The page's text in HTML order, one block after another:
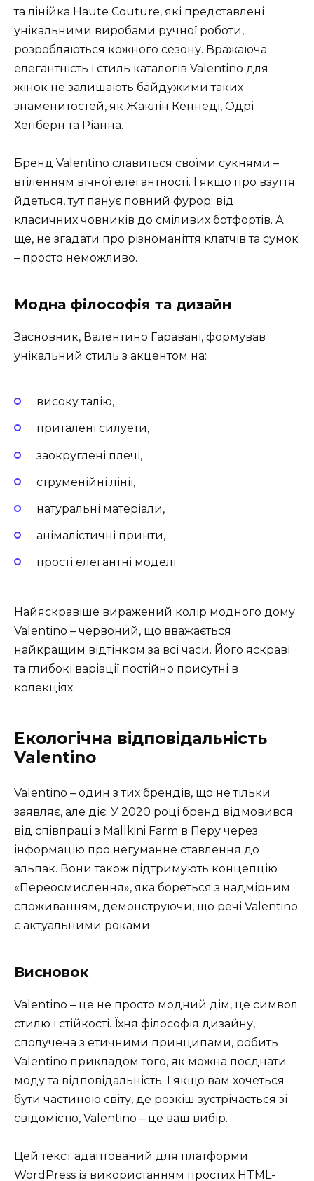
та лінійка Haute Couture, які представлені
унікальними виробами ручної роботи,
розробляються кожного сезону. Вражаюча
елегантність і стиль каталогів Valentino для
жінок не залишають байдужими таких
знаменитостей, як Жаклін Кеннеді, Одрі
Хепберн та Ріанна.
Бренд Valentino славиться своїми сукнями –
втіленням вічної елегантності. І якщо про взуття
йдеться, тут панує повний фурор: від
класичних човників до сміливих ботфортів. А
ще, не згадати про різноманіття клатчів та сумок
– просто неможливо.
Модна філософія та дизайн
Засновник, Валентино Гаравані, формував
унікальний стиль з акцентом на:
високу талію,
приталені силуети,
заокруглені плечі,
струменійні лінії,
натуральні матеріали,
анімалістичні принти,
прості елегантні моделі.
Найяскравіше виражений колір модного дому
Valentino – червоний, що вважається
найкращим відтінком за всі часи. Його яскраві
та глибокі варіації постійно присутні в
колекціях.
Екологічна відповідальність
Valentino
Valentino – один з тих брендів, що не тільки
заявляє, але діє. У 2020 році бренд відмовився
від співпраці з Mallkini Farm в Перу через
інформацію про негуманне ставлення до
альпак. Вони також підтримують концепцію
«Переосмислення», яка бореться з надмірним
споживанням, демонструючи, що речі Valentino
є актуальними роками.
Висновок
Valentino – це не просто модний дім, це символ
стилю і стійкості. Їхня філософія дизайну,
сполучена з етичними принципами, робить
Valentino прикладом того, як можна поєднати
моду та відповідальність. І якщо вам хочеться
бути частиною світу, де розкіш зустрічається зі
свідомістю, Valentino – це ваш вибір.
Цей текст адаптований для платформи
WordPress із використанням простих HTML-